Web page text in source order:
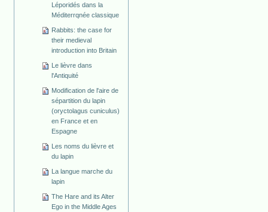
Léporidés dans la
Méditerrqnée classique
Rabbits: the case for
their medieval
introduction into Britain
Le lièvre dans
l'Antiquité
Modification de l'aire de
sépartition du lapin
(oryctolagus cuniculus)
en France et en
Espagne
Les noms du lièvre et
du lapin
La langue marche du
lapin
The Hare and its Alter
Ego in the Middle Ages